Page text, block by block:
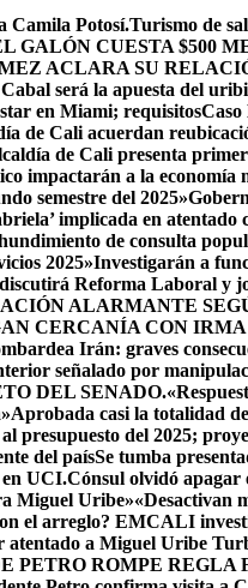
Camila Potosí.Turismo de
GALÓN CUESTA $500
ACLARA SU
será la apuesta del
en Miami; requisitosCaso
de Cali acuerdan
de Cali presenta
impactarán a la economía
semestre del 2025»
implicada en
de consulta
2025»Investigarán a
Reforma Laboral y
ALARMANTE
CERCANÍA CON
Irán: graves
señalado por
DEL SENADO.
Aprobada casi la totalidad
presupuesto del 2025;
del paísSe tumba
en UCI.Cónsul olvidó apagar
Miguel Uribe»«Desactivan
el arreglo? EMCALI
atentado a Miguel Uribe
PETRO ROMPE REGLA